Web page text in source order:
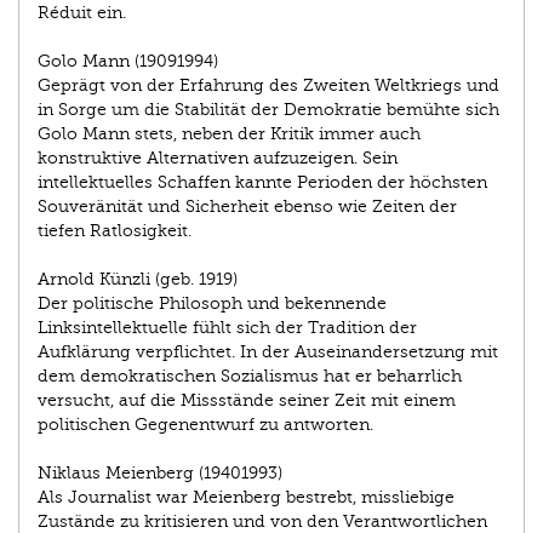
Réduit ein.
Golo Mann (1909­1994)
Geprägt von der Erfahrung des Zweiten Weltkriegs und
in Sorge um die Stabilität der Demokratie bemühte sich
Golo Mann stets, neben der Kritik immer auch
konstruktive Alternativen aufzuzeigen. Sein
intellektuelles Schaffen kannte Perioden der höchsten
Souveränität und Sicherheit ebenso wie Zeiten der
tiefen Ratlosigkeit.
Arnold Künzli (geb. 1919)
Der politische Philosoph und bekennende
Linksintellektuelle fühlt sich der Tradition der
Aufklärung verpflichtet. In der Auseinandersetzung mit
dem demokratischen Sozialismus hat er beharrlich
versucht, auf die Missstände seiner Zeit mit einem
politischen Gegenentwurf zu antworten.
Niklaus Meienberg (1940­1993)
Als Journalist war Meienberg bestrebt, missliebige
Zustände zu kritisieren und von den Verantwortlichen